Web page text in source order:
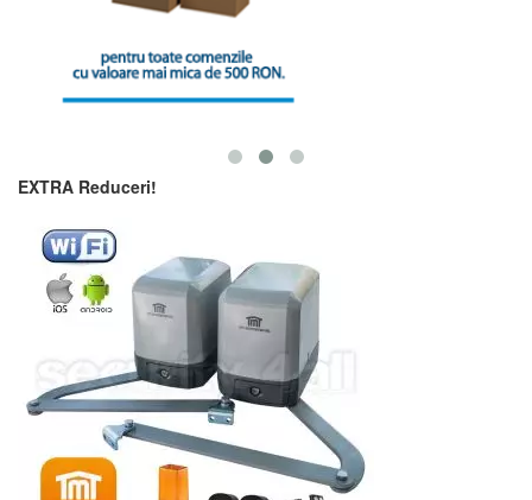
EXTRA Reduceri!